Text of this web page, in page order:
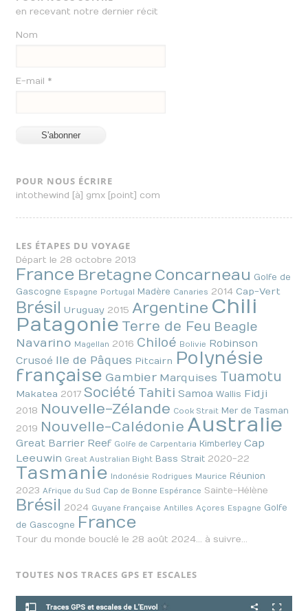
en recevant notre dernier récit
Nom
E-mail *
POUR NOUS ÉCRIRE
intothewind [à] gmx [point] com
LES ÉTAPES DU VOYAGE
Départ le 28 octobre 2013
France Bretagne Concarneau Golfe de
Gascogne Espagne Portugal Madère Canaries 2014 Cap-Vert
Brésil Uruguay 2015Argentine Chili
Patagonie Terre de Feu Beagle
Navarino Magellan 2016 Chiloé Bolivie Robinson
Crusoé Ile de Pâques Pitcairn Polynésie
française Gambier Marquises Tuamotu
Makatea 2017Société Tahiti Samoa Wallis Fidji
2018 Nouvelle-Zélande Cook Strait Mer de Tasman
2019 Nouvelle-Calédonie Australie
Great Barrier Reef Golfe de Carpentaria Kimberley Cap
Leeuwin Great Australian Bight Bass Strait 2020-22
Tasmanie Indonésie Rodrigues Maurice Réunion
2023Afrique du Sud Cap de Bonne Espérance Sainte-Hélène
Brésil 2024 Guyane française Antilles Açores Espagne Golfe
de Gascogne France
Tour du monde bouclé le 28 août 2024… à suivre…
TOUTES NOS TRACES GPS ET ESCALES